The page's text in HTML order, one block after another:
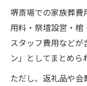
堺斎場での家族葬
用料・祭壇設営・
スタッフ費用など
ン」としてまとめら
ただし、返礼品や